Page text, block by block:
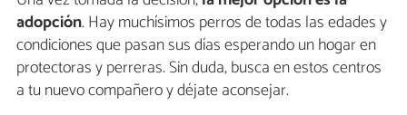
adopción. Hay muchísimos perros de todas las edades y
condiciones que pasan sus días esperando un hogar en
protectoras y perreras. Sin duda, busca en estos centros
a tu nuevo compañero y déjate aconsejar.